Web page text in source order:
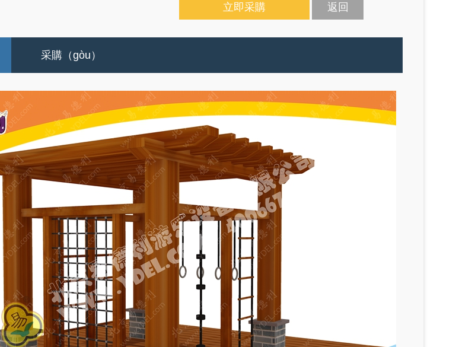
立即采購 返回
采購（gòu）